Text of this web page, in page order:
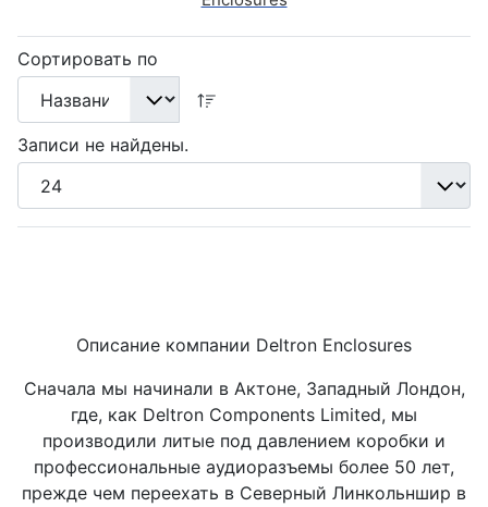
Сортировать по
Записи не найдены.
Описание компании Deltron Enclosures
Сначала мы начинали в Актоне, Западный Лондон,
где, как Deltron Components Limited, мы
производили литые под давлением коробки и
профессиональные аудиоразъемы более 50 лет,
прежде чем переехать в Северный Линкольншир в